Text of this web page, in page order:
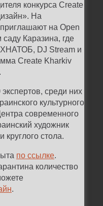
конкурса Create
На
на Open
Каразина, где
ХНАТОБ, DJ Stream и
Create Kharkiv
.
среди них
культурного
современного
художник
круглого стола.
по ссылке.
количество
.